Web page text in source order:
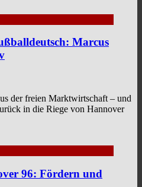
Marcus
der freien Marktwirtschaft – und
in die Riege von Hannover
96: Fördern und